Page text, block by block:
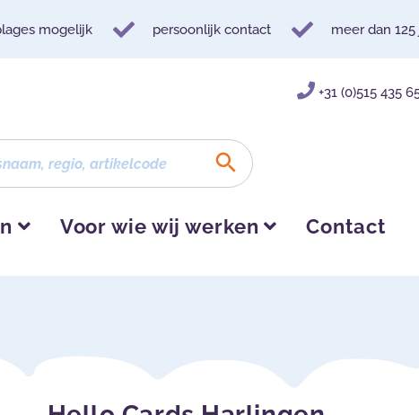
mogelijk persoonlijk contact meer dan
+31 (0)515 435
Voor wie wij werken Contact